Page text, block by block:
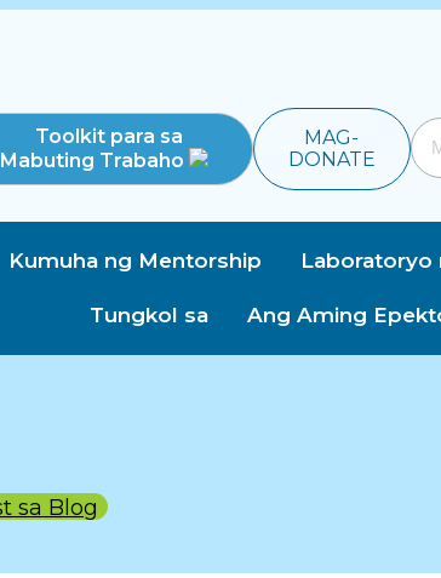
Toolkit para sa
Mabuting Trabaho
MAG-
DONATE
Kumuha ng Mentorship Laboratoryo
Tungkol sa Ang Aming
sa Blog